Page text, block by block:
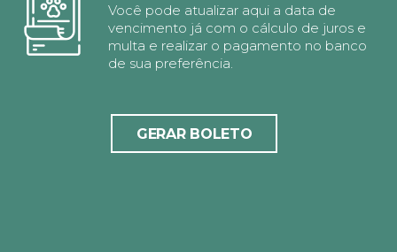
Você pode atualizar aqui a data de
vencimento já com o cálculo de juros e
multa e realizar o pagamento no banco
de sua preferência.
GERAR BOLETO